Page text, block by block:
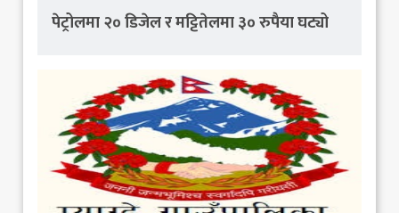
पेट्रोलमा २० डिजेल र मट्टितेलमा ३० रुपैया घट्यो